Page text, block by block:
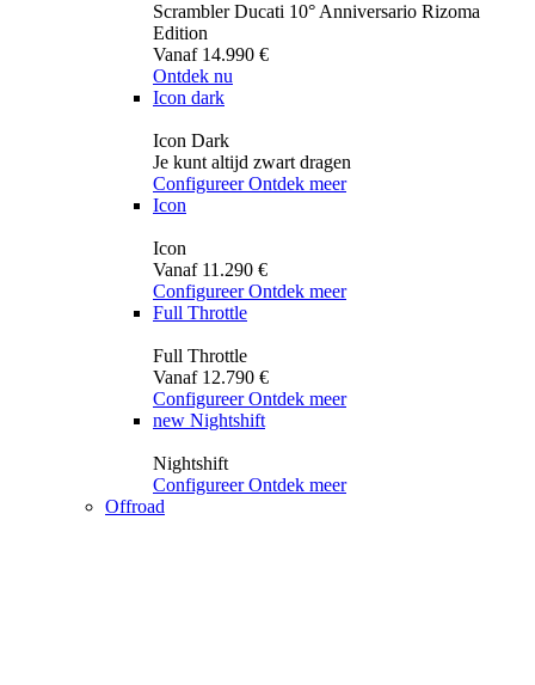
Scrambler Ducati 10° Anniversario Rizoma
Edition
Vanaf 14.990 €
Ontdek nu
Icon dark
Icon Dark
Je kunt altijd zwart dragen
Configureer Ontdek meer
Icon
Icon
Vanaf 11.290 €
Configureer Ontdek meer
Full Throttle
Full Throttle
Vanaf 12.790 €
Configureer Ontdek meer
new Nightshift
Nightshift
Configureer Ontdek meer
Offroad